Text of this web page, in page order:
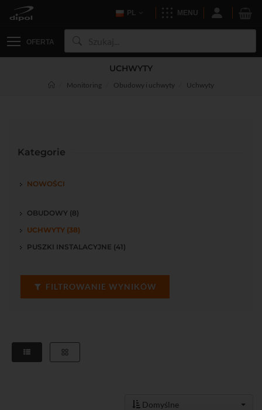
PL MENU
OFERTA
UCHWYTY
Monitoring Obudowy i uchwyty Uchwyty
Kategorie
NOWOŚCI
OBUDOWY (8)
UCHWYTY (38)
PUSZKI INSTALACYJNE (41)
FILTROWANIE WYNIKÓW
Domyślne